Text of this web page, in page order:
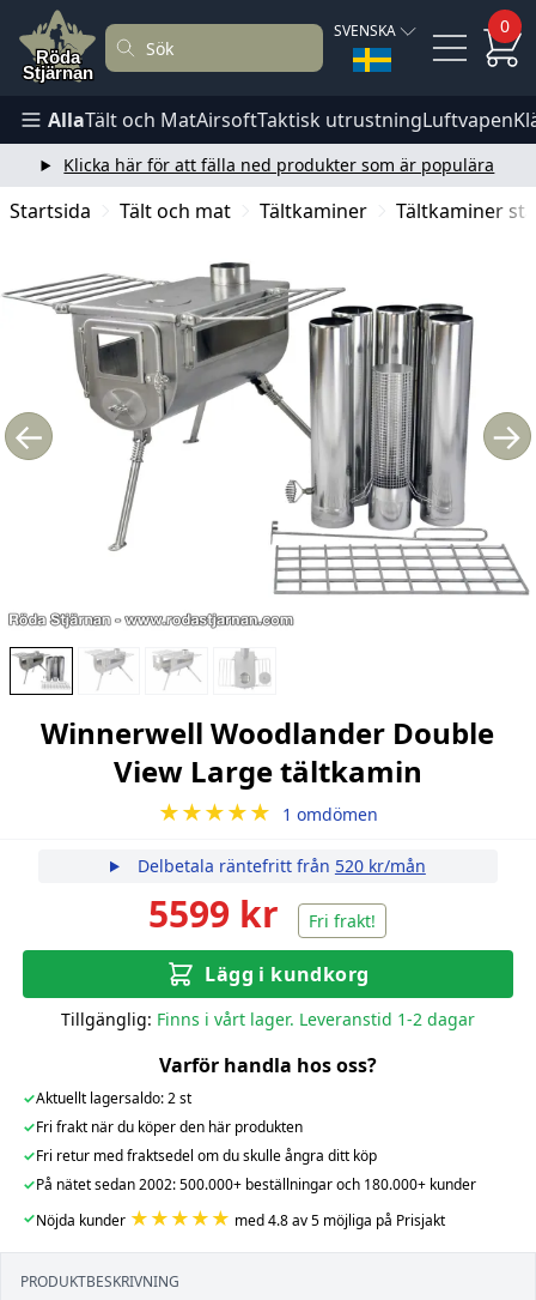
SVENSKA 0
AllaTält och MatAirsoftTaktisk utrustningLuftvapen
Klicka här för att fälla ned produkter som är populära
Startsida Tält och mat Tältkaminer Tältkaminer
← →
Winnerwell Woodlander Double
View Large tältkamin
★★★★★ 1 omdömen
Delbetala räntefritt från 520 kr/mån
5599 kr Fri frakt!
Lägg i kundkorg
Tillgänglig: Finns i vårt lager. Leveranstid 1-2 dagar
Varför handla hos oss?
✓Aktuellt lagersaldo: 2 st
✓Fri frakt när du köper den här produkten
✓Fri retur med fraktsedel om du skulle ångra ditt köp
✓På nätet sedan 2002: 500.000+ beställningar och 180.000+ kunder
✓Nöjda kunder ★★★★★ med 4.8 av 5 möjliga på Prisjakt
PRODUKTBESKRIVNING